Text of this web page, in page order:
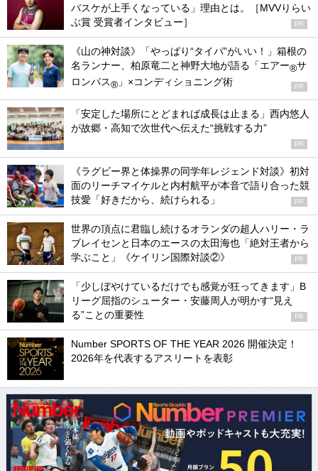
バスケが上手くなっている」理由とは。［MVVりらい
ぶ賞 受賞者インタビュー］
PR
《山の神対談》「やっぱり“タイパ”がいい！」箱根の
名ランナー、柏原竜二と神野大地が語る「エアー®サ
ロンパス® 」×コンディショニング術 PR
「安定した場所にとどまれば成長は止まる」西内悠人
が故郷・高知で次世代へ伝えた“挑戦する力”
PR
《ラグビー界と体操界の同学年レジェンド対談》初対
面のリーチマイケルと内村航平が本音で語り合った競
技愛「好きだから、続けられる」
PR
世界の頂点に君臨し続けるオランダの超人ハリー・ラ
ブレイセンと日本のエースの太田海也「絶対王者から
学ぶこと」《ケイリン国際対談②》
PR
「少しぼやけているだけでも感覚が狂ってきます」B
リーグ屈指のシューター・安藤周人が明かす“見え
る”ことの重要性
PR
Number SPORTS OF THE YEAR 2026 開催決定！
2026年を代表するアスリートを表彰